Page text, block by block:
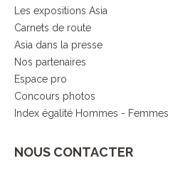
Les expositions Asia
Carnets de route
Asia dans la presse
Nos partenaires
Espace pro
Concours photos
Index égalité Hommes - Femmes
NOUS CONTACTER